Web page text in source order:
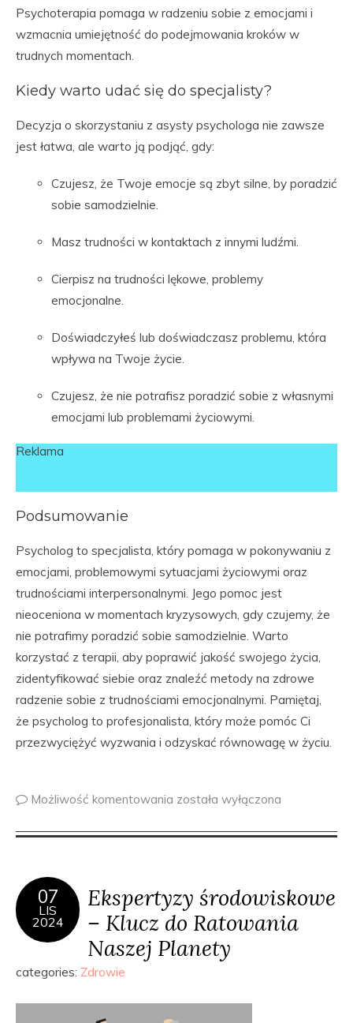
Psychoterapia pomaga w radzeniu sobie z emocjami i
wzmacnia umiejętność do podejmowania kroków w
trudnych momentach.
Kiedy warto udać się do specjalisty?
Decyzja o skorzystaniu z asysty psychologa nie zawsze
jest łatwa, ale warto ją podjąć, gdy:
Czujesz, że Twoje emocje są zbyt silne, by poradzić
sobie samodzielnie.
Masz trudności w kontaktach z innymi ludźmi.
Cierpisz na trudności lękowe, problemy
emocjonalne.
Doświadczyłeś lub doświadczasz problemu, która
wpływa na Twoje życie.
Czujesz, że nie potrafisz poradzić sobie z własnymi
emocjami lub problemami życiowymi.
Reklama
Podsumowanie
Psycholog to specjalista, który pomaga w pokonywaniu z
emocjami, problemowymi sytuacjami życiowymi oraz
trudnościami interpersonalnymi. Jego pomoc jest
nieoceniona w momentach kryzysowych, gdy czujemy, że
nie potrafimy poradzić sobie samodzielnie. Warto
korzystać z terapii, aby poprawić jakość swojego życia,
zidentyfikować siebie oraz znaleźć metody na zdrowe
radzenie sobie z trudnościami emocjonalnymi. Pamiętaj,
że psycholog to profesjonalista, który może pomóc Ci
przezwyciężyć wyzwania i odzyskać równowagę w życiu.
Możliwość komentowania została wyłączona
07
LIS
2024
Ekspertyzy środowiskowe
– Klucz do Ratowania
Naszej Planety
categories: Zdrowie